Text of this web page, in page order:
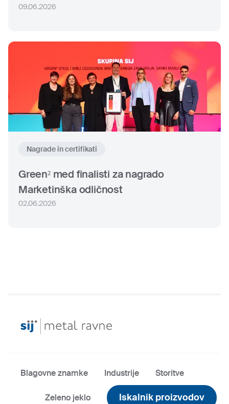
09.06.2026
Nagrade in certifikati
Green² med finalisti za nagrado
Marketinška odličnost
02.06.2026
Blagovne znamke Industrije Storitve
Zeleno jeklo Iskalnik proizvodov